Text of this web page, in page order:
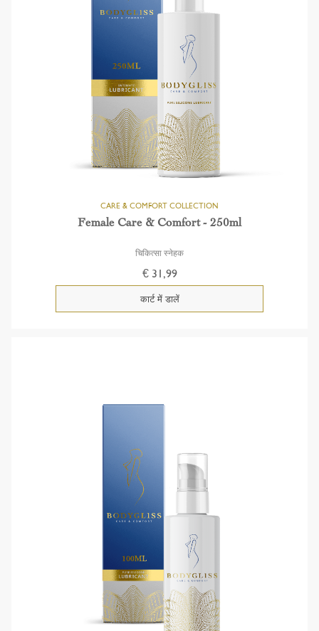
Female Care & Comfort - 250ml
चिकित्सा स्नेहक
€ 31,99